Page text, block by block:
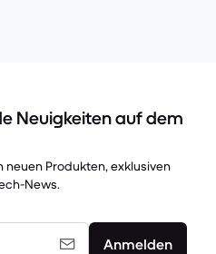
Neuigkeiten auf dem
neuen Produkten, exklusiven
News.
Anmelden